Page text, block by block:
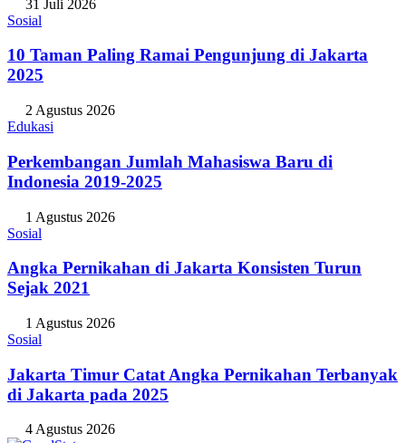
Sosial
10 Taman Paling Ramai Pengunjung di Jakarta
2025
Edukasi
Perkembangan Jumlah Mahasiswa Baru di
Indonesia 2019-2025
Sosial
Angka Pernikahan di Jakarta Konsisten Turun
Sejak 2021
Sosial
Jakarta Timur Catat Angka Pernikahan Terbanyak
di Jakarta pada 2025